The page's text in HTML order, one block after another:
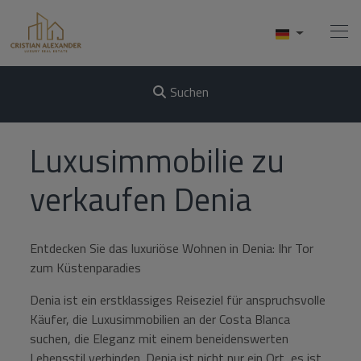
Kaufen
Verkaufen
Dienste
Kontakt
Suchen
Luxusimmobilie zu
verkaufen Denia
Entdecken Sie das luxuriöse Wohnen in Denia: Ihr Tor
zum Küstenparadies
Denia ist ein erstklassiges Reiseziel für anspruchsvolle
Käufer, die Luxusimmobilien an der Costa Blanca
suchen, die Eleganz mit einem beneidenswerten